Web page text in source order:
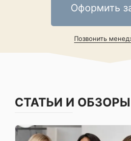
Самовывозе
Платформа
Процессор
Количество ядер
Микроархитектура
ЦПУ
Оформить
Позвонить
СТАТЬИ И ОБЗОРЫ